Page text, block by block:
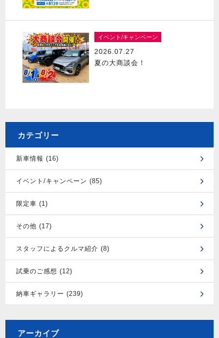
イベント/キャンペーン
2026.07.27
夏の大商談会！
カテゴリー
新車情報 (16)
イベント/キャンペーン (85)
限定車 (1)
その他 (17)
スタッフによるクルマ紹介 (8)
試乗のご感想 (12)
納車ギャラリー (239)
アーカイブ